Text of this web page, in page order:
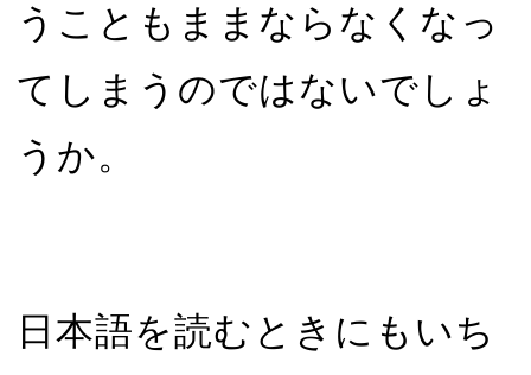
うこともままならなくなっ
てしまうのではないでしょ
うか。
日本語を読むときにもいち